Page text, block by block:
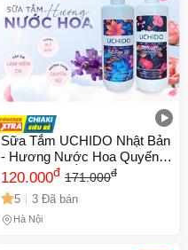
Sữa Tắm UCHIDO Nhật Bản
- Hương Nước Hoa Quyến
Rũ, Dưỡng Ẩm Sâu, Lưu
Hương Suốt Ngày Dài, Làn
Da Mềm Mịn Như Lụa
120.000đ 171.000đ
5 3 Đã bán
Hà Nội